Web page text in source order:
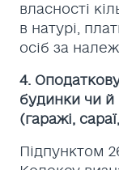
власності
в натурі,
осіб за
4.
будинки чи й
(гаражі,
Підпунктом